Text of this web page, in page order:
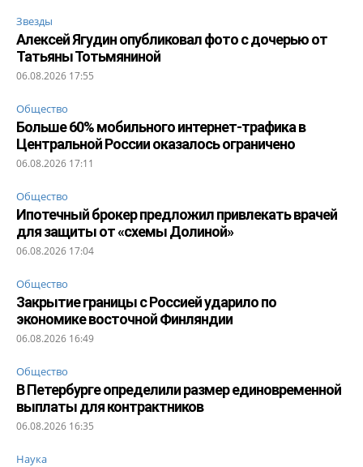
Звезды
Алексей Ягудин опубликовал фото с дочерью от
Татьяны Тотьмяниной
06.08.2026 17:55
Общество
Больше 60% мобильного интернет-трафика в
Центральной России оказалось ограничено
06.08.2026 17:11
Общество
Ипотечный брокер предложил привлекать врачей
для защиты от «схемы Долиной»
06.08.2026 17:04
Общество
Закрытие границы с Россией ударило по
экономике восточной Финляндии
06.08.2026 16:49
Общество
В Петербурге определили размер единовременной
выплаты для контрактников
06.08.2026 16:35
Наука